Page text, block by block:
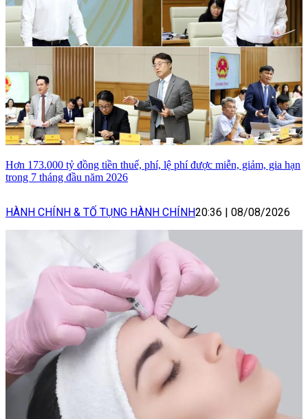
Hơn 173.000 tỷ đồng tiền thuế, phí, lệ phí được miễn, giảm, gia hạn
trong 7 tháng đầu năm 2026
HÀNH CHÍNH & TỐ TỤNG HÀNH CHÍNH20:36 | 08/08/2026